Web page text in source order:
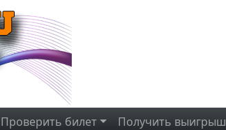
Проверить билет Получить выигрыш